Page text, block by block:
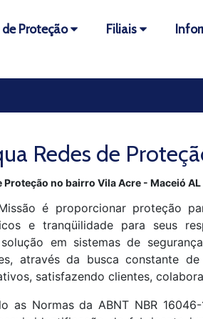
de Proteção Filiais
Redes de
Proteção no bairro Vila Acre - Maceió AL
é proporcionar proteção
e tranqüilidade para seus
em sistemas de
através da busca constante
satisfazendo clientes,
as Normas da ABNT NBR